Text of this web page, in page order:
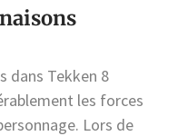
dans Tekken 8
les forces
Lors de